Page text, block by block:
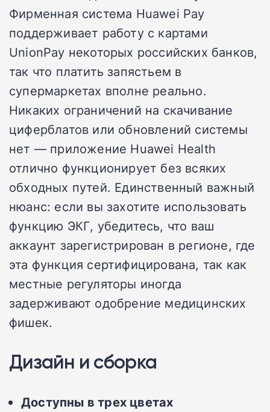
Фирменная система Huawei Pay
поддерживает работу с картами
UnionPay некоторых российских банков,
так что платить запястьем в
супермаркетах вполне реально.
Никаких ограничений на скачивание
циферблатов или обновлений системы
нет — приложение Huawei Health
отлично функционирует без всяких
обходных путей. Единственный важный
нюанс: если вы захотите использовать
функцию ЭКГ, убедитесь, что ваш
аккаунт зарегистрирован в регионе, где
эта функция сертифицирована, так как
местные регуляторы иногда
задерживают одобрение медицинских
фишек.
Дизайн и сборка
Доступны в трех цветах